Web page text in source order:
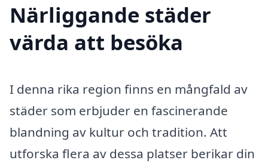
Närliggande städer
värda att besöka
I denna rika region finns en mångfald av
städer som erbjuder en fascinerande
blandning av kultur och tradition. Att
utforska flera av dessa platser berikar din